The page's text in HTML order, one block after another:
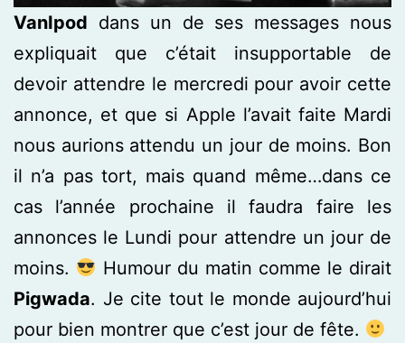
VanIpod dans un de ses messages nous
expliquait que c’était insupportable de
devoir attendre le mercredi pour avoir cette
annonce, et que si Apple l’avait faite Mardi
nous aurions attendu un jour de moins. Bon
il n’a pas tort, mais quand même…dans ce
cas l’année prochaine il faudra faire les
annonces le Lundi pour attendre un jour de
moins.
Humour du matin comme le dirait
Pigwada. Je cite tout le monde aujourd’hui
pour bien montrer que c’est jour de fête.